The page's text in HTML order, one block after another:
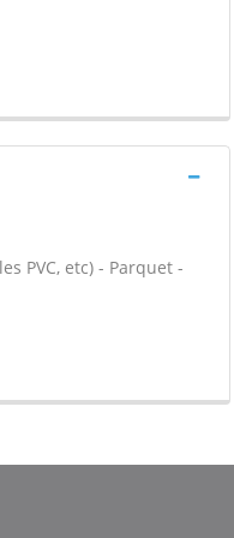
PVC, etc) - Parquet -